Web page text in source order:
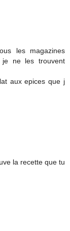
les magazines
je ne les trouvent
aux epices que j
la recette que tu